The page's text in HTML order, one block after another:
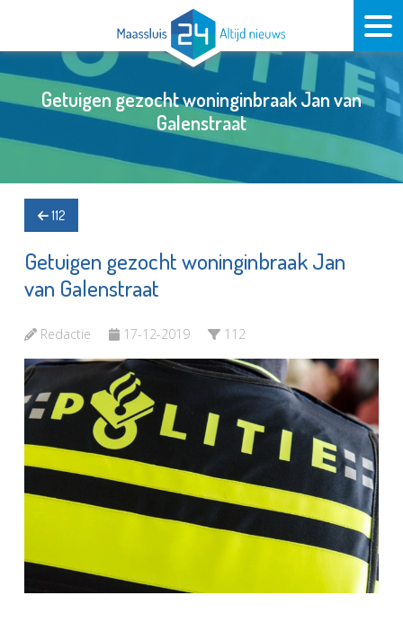
Getuigen gezocht woninginbraak Jan van
Galenstraat
112
Getuigen gezocht woninginbraak Jan
van Galenstraat
Redactie 17-12-2019 112